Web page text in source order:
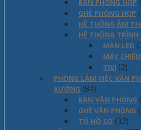
BÀN PHÒNG HỌP
GHẾ PHÒNG HỌP
HỆ THỐNG ÂM
HỆ THỐNG TRÌNH
MÀN LED
MÁY CHIẾU
TIVI (2)
PHÒNG LÀM VIỆC VĂN
XƯỞNG (84)
BÀN VĂN PHÒNG
GHẾ VĂN PHÒNG
TỦ HỒ SƠ (32)